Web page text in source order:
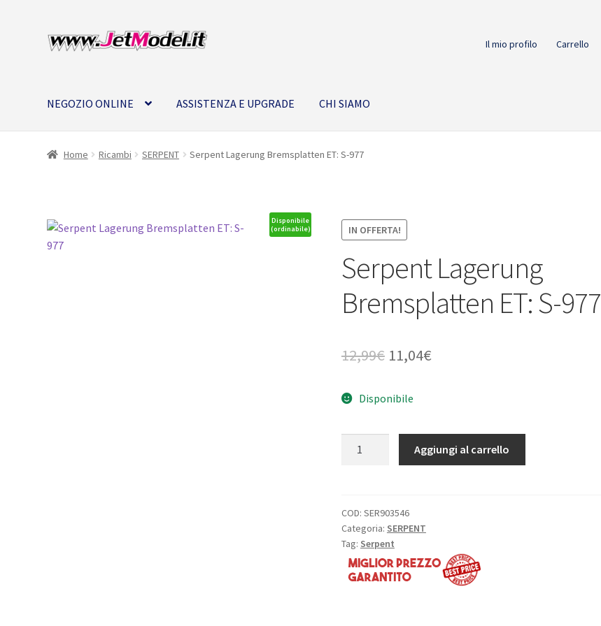
Vai
alla
Vai
al
Il mio profilo Carrello
NEGOZIO ONLINE ASSISTENZA E UPGRADE CHI SIAMO
Home Ricambi SERPENT Serpent Lagerung Bremsplatten ET: S-977
IN OFFERTA!
Disponibile
(ordinabile)
Serpent Lagerung
Bremsplatten ET: S-977
12,99€ Il
originale
era:
12,99€.
11,04€Il
è:
11,04€.
Disponibile
S-
977
quantità
Aggiungi al carrello
COD: SER903546
Categoria: SERPENT
Tag: Serpent